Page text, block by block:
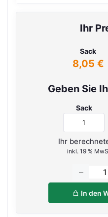
Ihr
Sack
8,05 €
Geben Sie
Sack
Ihr
inkl. 19 %
In den